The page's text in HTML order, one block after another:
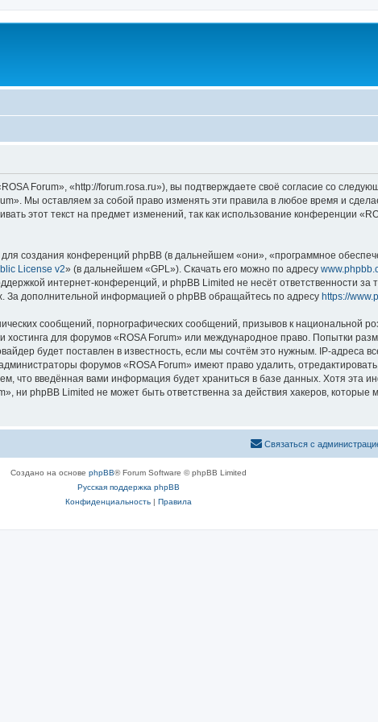
Forum», «http://forum.rosa.ru»), вы подтверждаете своё согласие со
Мы оставляем за собой право изменять эти правила в любое время и
этот текст на предмет изменений, так как использование конференции
создания конференций phpBB (в дальнейшем «они», «программное
License v2» (в дальнейшем «GPL»). Скачать его можно по адресу
интернет-конференций, и phpBB Limited не несёт ответственности
За дополнительной информацией о phpBB обращайтесь по адресу https://
сообщений, порнографических сообщений, призывов к национальной
для форумов «ROSA Forum» или международное право. Попытки
будет поставлен в известность, если мы сочтём это нужным. IP-адреса
форумов «ROSA Forum» имеют право удалить,
что введённая вами информация будет храниться в базе данных. Хотя эта
phpBB Limited не может быть ответственна за действия хакеров, которые
Связаться с
Создано на основе phpBB® Forum Software © phpBB Limited
Русская поддержка phpBB
Конфиденциальность| Правила